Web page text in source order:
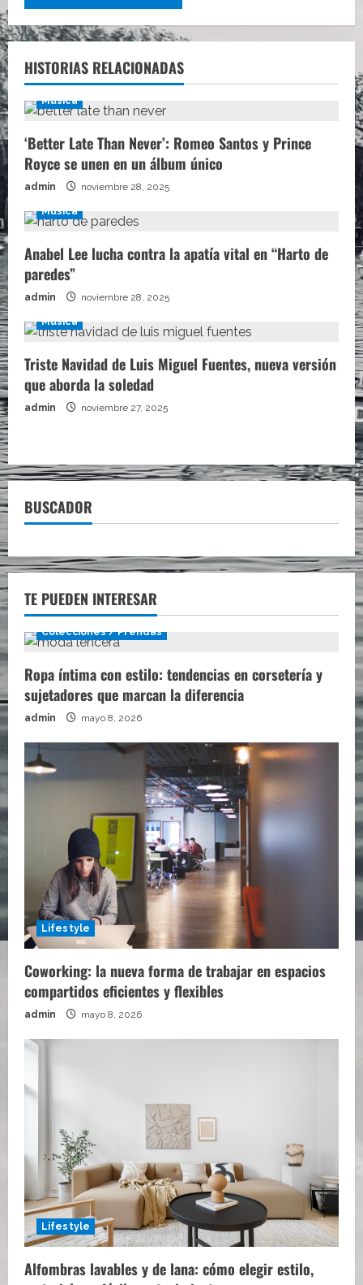
HISTORIAS RELACIONADAS
Música
‘Better Late Than Never’: Romeo Santos y Prince
Royce se unen en un álbum único
admin noviembre 28, 2025
Música
Anabel Lee lucha contra la apatía vital en “Harto de
paredes”
admin noviembre 28, 2025
Música
Triste Navidad de Luis Miguel Fuentes, nueva versión
que aborda la soledad
admin noviembre 27, 2025
BUSCADOR
TE PUEDEN INTERESAR
Colecciones / Prendas
Ropa íntima con estilo: tendencias en corsetería y
sujetadores que marcan la diferencia
admin mayo 8, 2026
Lifestyle
Coworking: la nueva forma de trabajar en espacios
compartidos eficientes y flexibles
admin mayo 8, 2026
Lifestyle
Alfombras lavables y de lana: cómo elegir estilo,